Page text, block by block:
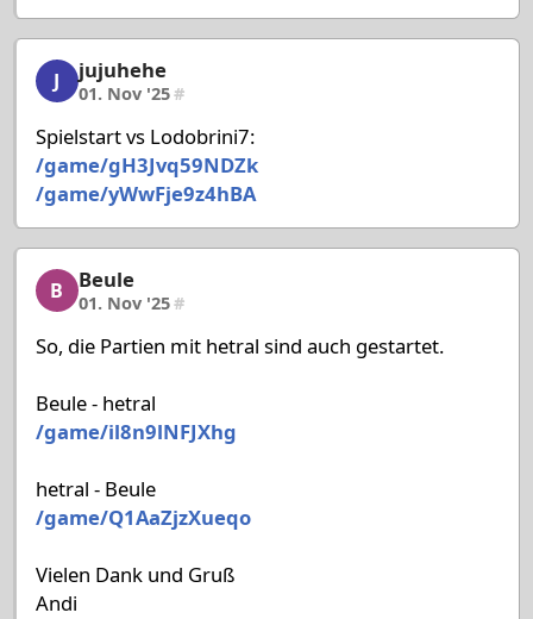
jujuhehe, 8/58, 01. Nov '25
J jujuhehe
01. Nov '25#
Spielstart vs Lodobrini7:
/game/gH3Jvq59NDZk
/game/yWwFje9z4hBA
Beule, 9/58, 01. Nov '25
B Beule
01. Nov '25#
So, die Partien mit hetral sind auch gestartet.
Beule - hetral
/game/il8n9lNFJXhg
hetral - Beule
/game/Q1AaZjzXueqo
Vielen Dank und Gruß
Andi